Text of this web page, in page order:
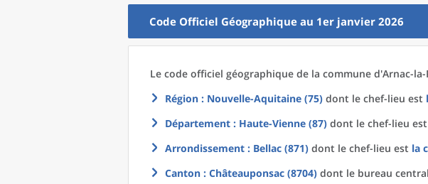
Code Officiel Géographique au 1er janvier 2026
Le code officiel géographique de la commune d'Arnac-
Région : Nouvelle-Aquitaine (75) dont le chef-lieu est
Département : Haute-Vienne (87) dont le chef-lieu est
Arrondissement : Bellac (871) dont le chef-lieu est la
Canton : Châteauponsac (8704) dont le bureau